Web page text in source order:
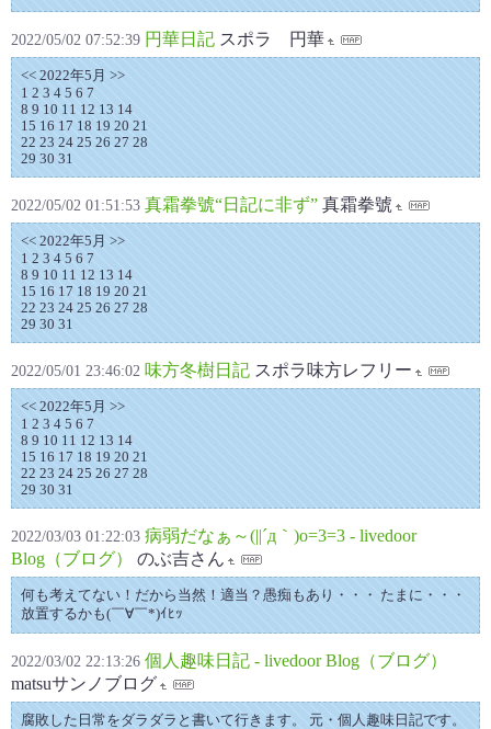
2022/05/02 07:52:39 円華日記 スポラ 円華
<< 2022年5月 >>
1 2 3 4 5 6 7
8 9 10 11 12 13 14
15 16 17 18 19 20 21
22 23 24 25 26 27 28
29 30 31
2022/05/02 01:51:53 真霜拳號“日記に非ず” 真霜拳號
<< 2022年5月 >>
1 2 3 4 5 6 7
8 9 10 11 12 13 14
15 16 17 18 19 20 21
22 23 24 25 26 27 28
29 30 31
2022/05/01 23:46:02 味方冬樹日記 スポラ味方レフリー
<< 2022年5月 >>
1 2 3 4 5 6 7
8 9 10 11 12 13 14
15 16 17 18 19 20 21
22 23 24 25 26 27 28
29 30 31
2022/03/03 01:22:03 病弱だなぁ～(||´д｀)o=3=3 - livedoor
Blog（ブログ）
のぶ吉さん
何も考えてない！だから当然！適当？愚痴もあり・・・ たまに・・・
放置するかも(￣∀￣*)ｲﾋｯ
2022/03/02 22:13:26 個人趣味日記 - livedoor Blog（ブログ）
matsuサンノブログ
腐敗した日常をダラダラと書いて行きます。 元・個人趣味日記です。